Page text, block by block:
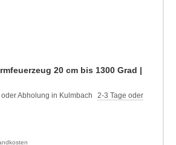
20 cm bis 1300 Grad |
2-3 Tage oder